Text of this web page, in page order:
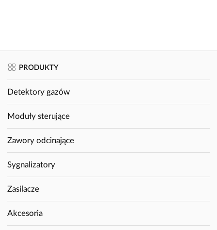
PRODUKTY
Detektory gazów
Moduły sterujące
Zawory odcinające
Sygnalizatory
Zasilacze
Akcesoria